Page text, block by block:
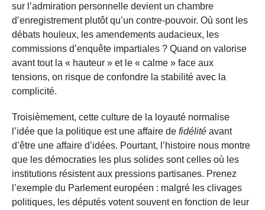
sur l’admiration personnelle devient un chambre
d’enregistrement plutôt qu’un contre-pouvoir. Où sont les
débats houleux, les amendements audacieux, les
commissions d’enquête impartiales ? Quand on valorise
avant tout la « hauteur » et le « calme » face aux
tensions, on risque de confondre la stabilité avec la
complicité.
Troisièmement, cette culture de la loyauté normalise
l’idée que la politique est une affaire de fidélité avant
d’être une affaire d’idées. Pourtant, l’histoire nous montre
que les démocraties les plus solides sont celles où les
institutions résistent aux pressions partisanes. Prenez
l’exemple du Parlement européen : malgré les clivages
politiques, les députés votent souvent en fonction de leur